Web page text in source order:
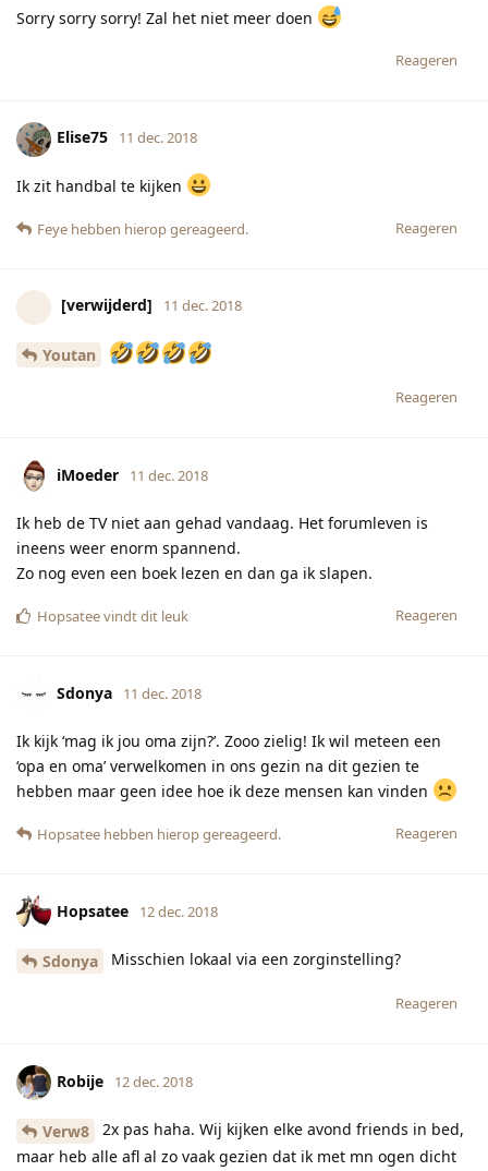
Sorry sorry sorry! Zal het niet meer doen
Reageren
Elise75 11 dec. 2018
Ik zit handbal te kijken
Reageren
Feye hebben hierop gereageerd.
[verwijderd] 11 dec. 2018
Youtan
Reageren
iMoeder 11 dec. 2018
Ik heb de TV niet aan gehad vandaag. Het forumleven is
ineens weer enorm spannend.
Zo nog even een boek lezen en dan ga ik slapen.
Reageren
Hopsateevindt dit leuk
Sdonya 11 dec. 2018
Ik kijk ‘mag ik jou oma zijn?’. Zooo zielig! Ik wil meteen een
‘opa en oma’ verwelkomen in ons gezin na dit gezien te
hebben maar geen idee hoe ik deze mensen kan vinden
Reageren
Hopsatee hebben hierop gereageerd.
Hopsatee 12 dec. 2018
Sdonya Misschien lokaal via een zorginstelling?
Reageren
Robije 12 dec. 2018
Verw8
2x pas haha. Wij kijken elke avond friends in bed,
maar heb alle afl al zo vaak gezien dat ik met mn ogen dicht